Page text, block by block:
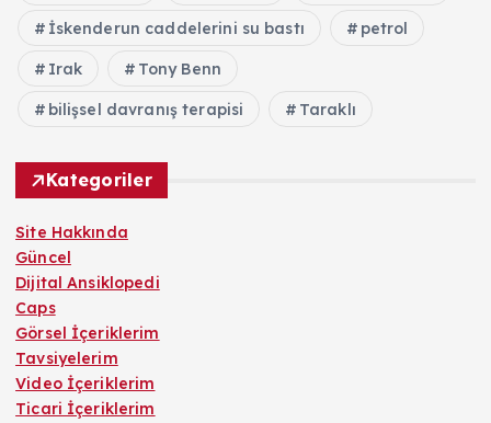
İskenderun caddelerini su bastı petrol
Irak Tony Benn
bilişsel davranış terapisi Taraklı
Kategoriler
Site Hakkında
Güncel
Dijital Ansiklopedi
Caps
Görsel İçeriklerim
Tavsiyelerim
Video İçeriklerim
Ticari İçeriklerim